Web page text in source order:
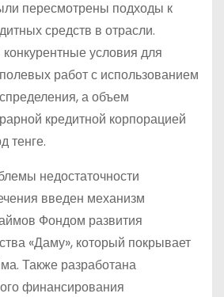
пересмотрены подходы к
средств в отрасли.
условия для
работ с использованием
а объем
кредитной корпорацией
тенге.
недостаточности
введен механизм
Фондом развития
«Даму», который покрывает
Также разработана
финансирования